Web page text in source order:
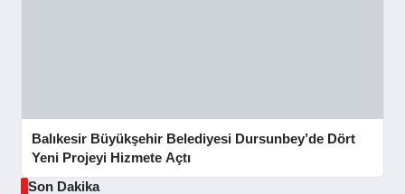
Balıkesir Büyükşehir Belediyesi Dursunbey’de Dört
Yeni Projeyi Hizmete Açtı
Son Dakika